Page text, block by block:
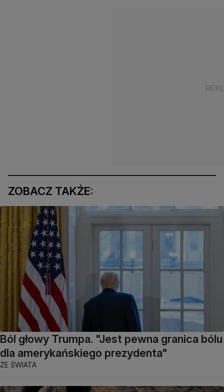
ZOBACZ TAKŻE:
Ból głowy Trumpa. "Jest pewna granica bólu
dla amerykańskiego prezydenta"
ZE ŚWIATA